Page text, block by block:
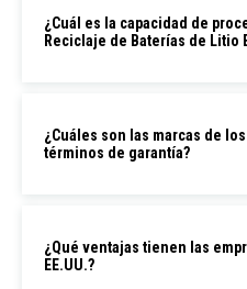
¿Cuál es la capacidad de
Reciclaje de Baterías de Litio
¿Cuáles son las marcas de
términos de garantía?
¿Qué ventajas tienen las
EE.UU.?